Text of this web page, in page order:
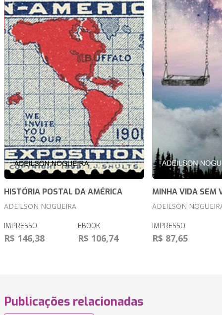
HISTÓRIA POSTAL DA AMÉRICA
ADEILSON NOGUEIRA
IMPRESSO
R$ 146,38
EBOOK
R$ 106,74
MINHA VIDA SEM
ADEILSON
IMPRESSO
R$ 87,65
Publicações relacionadas